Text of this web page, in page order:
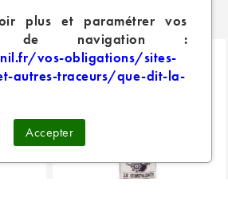
plus et paramétrer vos
de navigation :
vos-obligations/sites-
autres-traceurs/que-dit-la-
Accepter